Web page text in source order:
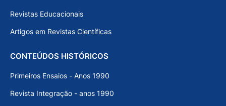
Revistas Educacionais
Artigos em Revistas Científicas
CONTEÚDOS HISTÓRICOS
Primeiros Ensaios - Anos 1990
Revista Integração - anos 1990